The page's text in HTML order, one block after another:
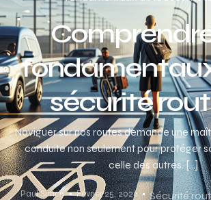
sécurité
Naviguer sur nos routes demande une
conduite non seulement pour protéger
celle des autres. […]
Paul Simon Février 25, 2026 Sécurité